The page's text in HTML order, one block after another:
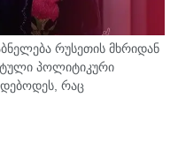
რუსეთის მხრიდან
პოლიტიკური
რაც
საზოგადოებისთვის.
რეგიონებს უნდა